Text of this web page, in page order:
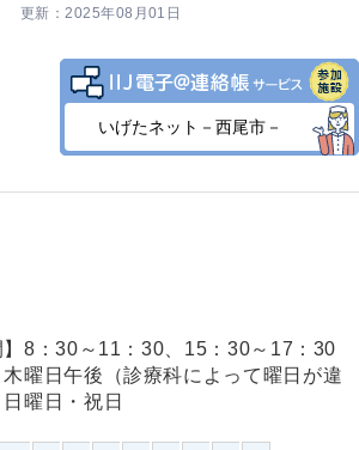
更新：2025年08月01日
いげたネット－西尾市－
】8：30～11：30、15：30～17：30
木曜日午後（診療科によって曜日が違
曜日・祝日